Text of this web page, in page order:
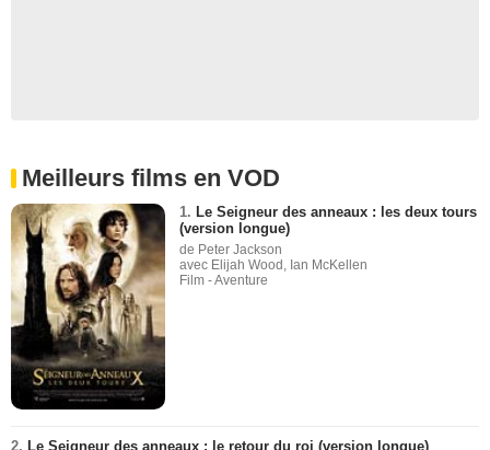
Meilleurs films en VOD
1. Le Seigneur des anneaux : les deux tours
(version longue)
de Peter Jackson
avec Elijah Wood, Ian McKellen
Film - Aventure
2. Le Seigneur des anneaux : le retour du roi (version longue)